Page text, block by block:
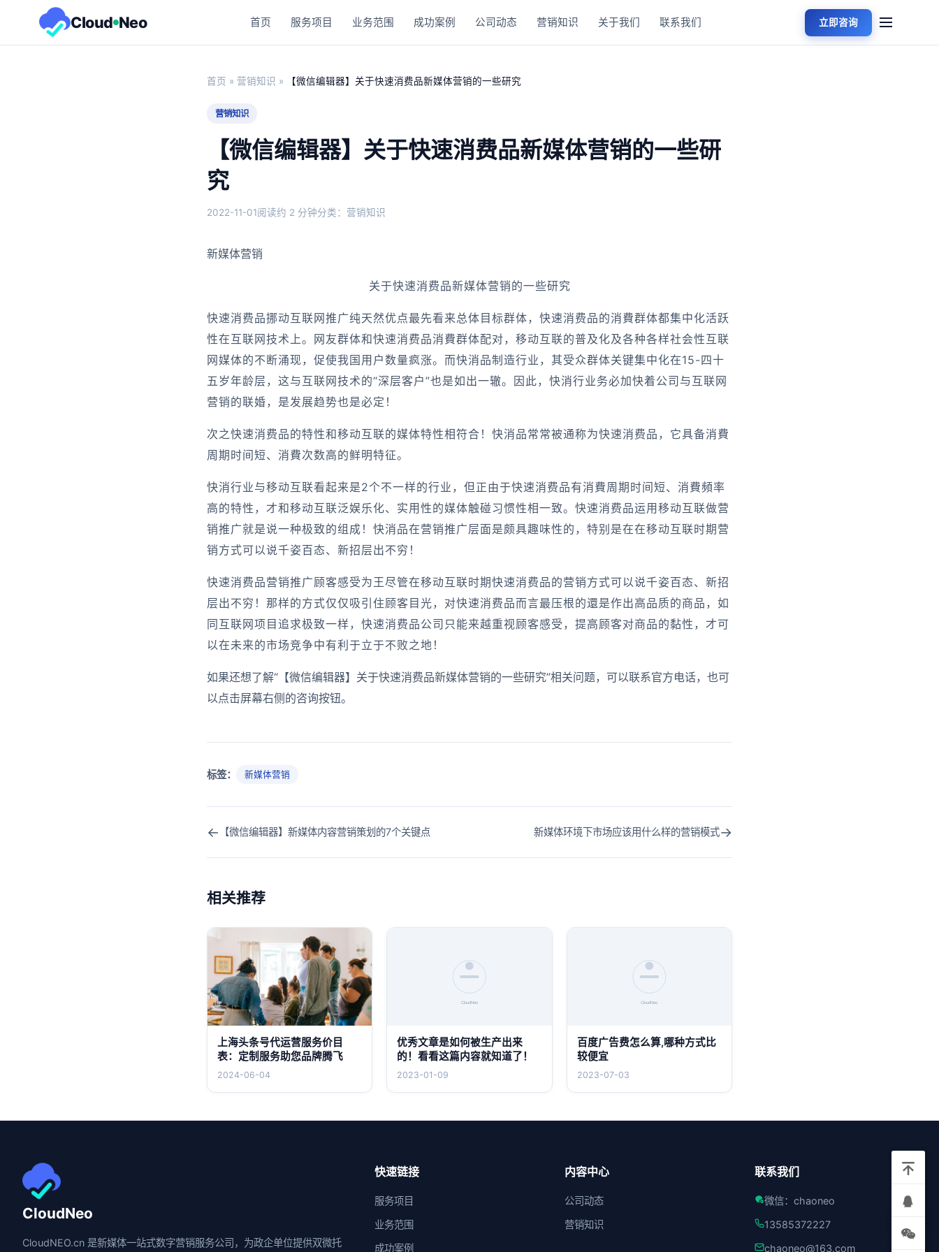
Cloud Neo 首页 服务项目 业务范围 成功案例 公司动态 营销知识 关于我们 联系我们 立即咨询
首页 » 营销知识 » 【微信编辑器】关于快速消费品新媒体营销的一些研究
营销知识
【微信编辑器】关于快速消费品新媒体营销的一些研
究
2022-11-01阅读约 2 分钟分类：营销知识
新媒体营销
关于快速消费品新媒体营销的一些研究
快速消费品挪动互联网推广纯天然优点最先看来总体目标群体，快速消费品的消費群体都集中化活跃
性在互联网技术上。网友群体和快速消费品消費群体配对，移动互联的普及化及各种各样社会性互联
网媒体的不断涌现，促使我国用户数量疯涨。而快消品制造行业，其受众群体关键集中化在15-四十
五岁年龄层，这与互联网技术的“深层客户”也是如出一辙。因此，快消行业务必加快着公司与互联网
营销的联婚，是发展趋势也是必定！
次之快速消费品的特性和移动互联的媒体特性相符合！快消品常常被通称为快速消费品，它具备消費
周期时间短、消費次数高的鲜明特征。
快消行业与移动互联看起来是2个不一样的行业，但正由于快速消费品有消費周期时间短、消費頻率
高的特性，才和移动互联泛娱乐化、实用性的媒体触碰习惯性相一致。快速消费品运用移动互联做营
销推广就是说一种极致的组成！快消品在营销推广层面是颇具趣味性的，特别是在在移动互联时期营
销方式可以说千姿百态、新招层出不穷！
快速消费品营销推广顾客感受为王尽管在移动互联时期快速消费品的营销方式可以说千姿百态、新招
层出不穷！那样的方式仅仅吸引住顾客目光，对快速消费品而言最压根的還是作出高品质的商品，如
同互联网项目追求极致一样，快速消费品公司只能来越重视顾客感受，提高顾客对商品的黏性，才可
以在未来的市场竞争中有利于立于不败之地！
如果还想了解“【微信编辑器】关于快速消费品新媒体营销的一些研究”相关问题，可以联系官方电话，也可
以点击屏幕右侧的咨询按钮。
标签： 新媒体营销
← 【微信编辑器】新媒体内容营销策划的7个关键点 新媒体环境下市场应该用什么样的营销模式→
相关推荐
上海头条号代运营服务价目
表：定制服务助您品牌腾飞
2024-06-04
优秀文章是如何被生产出来
的！看看这篇内容就知道了！
2023-01-09
百度广告费怎么算,哪种方式比
较便宜
2023-07-03
CloudNeo
CloudNEO.cn 是新媒体一站式数字营销服务公司，为政企单位提供双微托
快速链接
服务项目
业务范围
成功案例
内容中心
公司动态
营销知识
联系我们
微信：chaoneo
13585372227
chaoneo@163.com